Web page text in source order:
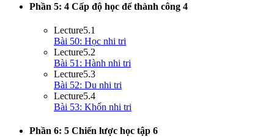
Phần 5: 4 Cấp độ học để thành công 4
Lecture5.1
Bài 50: Học nhi tri
Lecture5.2
Bài 51: Hành nhi tri
Lecture5.3
Bài 52: Du nhi tri
Lecture5.4
Bài 53: Khốn nhi tri
Phần 6: 5 Chiến lược học tập 6